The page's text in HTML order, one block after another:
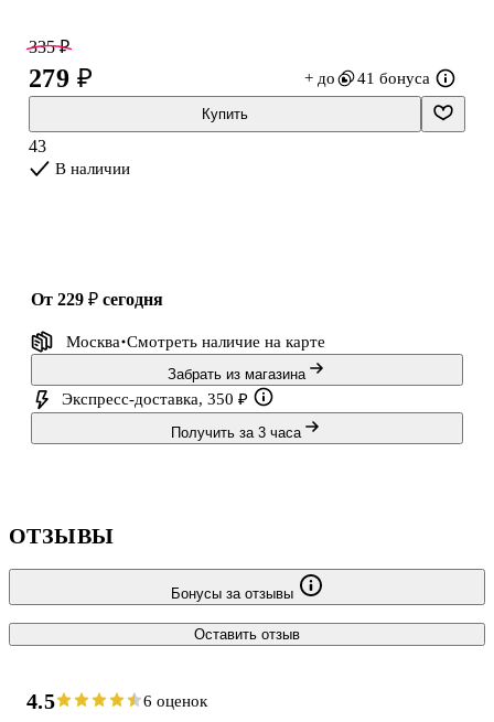
335 ₽
279 ₽ + до 41 бонуса
Купить
43
В наличии
от 229 ₽ сегодня
Москва Смотреть наличие на карте
Забрать из магазина
Экспресс-доставка, 350 ₽
Получить за 3 часа
ОТЗЫВЫ
Бонусы за отзывы
Оставить отзыв
4.5 6 оценок